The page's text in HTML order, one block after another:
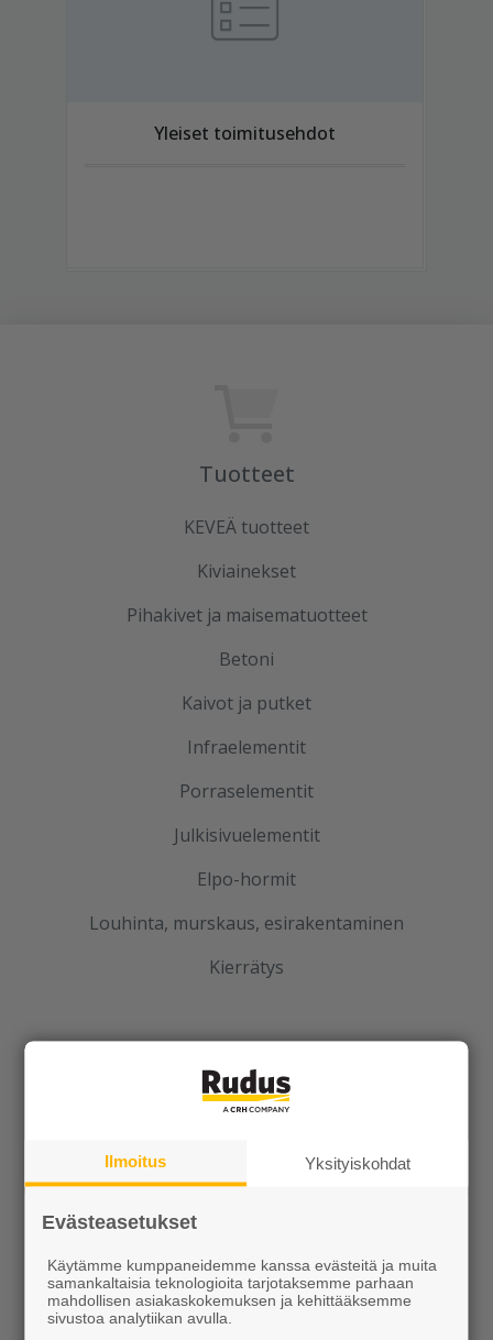
Yleiset toimitusehdot
Tuotteet
KEVEÄ tuotteet
Kiviainekset
Pihakivet ja maisematuotteet
Betoni
Kaivot ja putket
Infraelementit
Porraselementit
Julkisivuelementit
Elpo-hormit
Louhinta, murskaus, esirakentaminen
Kierrätys
Tilaa uutiskirje
Ilmoitus Yksityiskohdat
Evästeasetukset
Käytämme kumppaneidemme kanssa evästeitä ja muita
samankaltaisia teknologioita tarjotaksemme parhaan
mahdollisen asiakaskokemuksen ja kehittääksemme
sivustoa analytiikan avulla.